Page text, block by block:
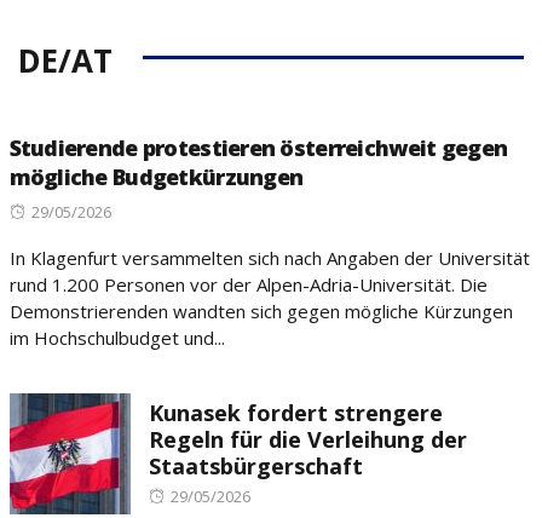
DE/AT
Studierende protestieren österreichweit gegen
mögliche Budgetkürzungen
Posted
29/05/2026
In Klagenfurt versammelten sich nach Angaben der Universität
rund 1.200 Personen vor der Alpen-Adria-Universität. Die
Demonstrierenden wandten sich gegen mögliche Kürzungen
im Hochschulbudget und...
Kunasek fordert strengere
Regeln für die Verleihung der
Staatsbürgerschaft
Posted
29/05/2026